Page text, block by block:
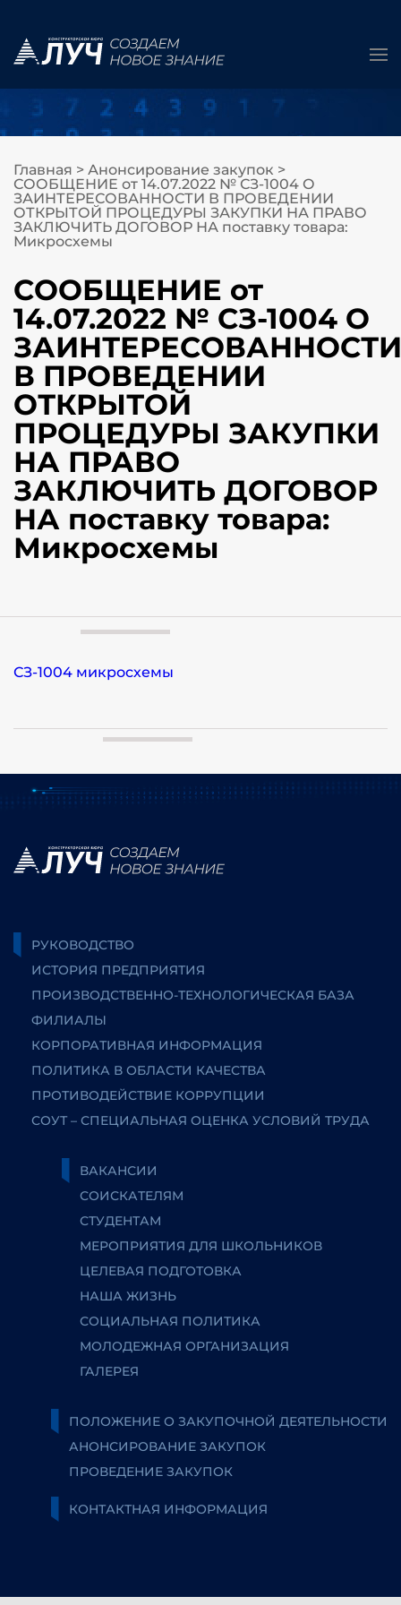
Главная > Анонсирование закупок >
СООБЩЕНИЕ от 14.07.2022 № СЗ-1004 О
ЗАИНТЕРЕСОВАННОСТИ В ПРОВЕДЕНИИ
ОТКРЫТОЙ ПРОЦЕДУРЫ ЗАКУПКИ НА ПРАВО
ЗАКЛЮЧИТЬ ДОГОВОР НА поставку товара:
Микросхемы
СООБЩЕНИЕ от
14.07.2022 № СЗ-1004 О
ЗАИНТЕРЕСОВАННОСТИ
В ПРОВЕДЕНИИ
ОТКРЫТОЙ
ПРОЦЕДУРЫ ЗАКУПКИ
НА ПРАВО
ЗАКЛЮЧИТЬ ДОГОВОР
НА поставку товара:
Микросхемы
СЗ-1004 микросхемы
РУКОВОДСТВО
ИСТОРИЯ ПРЕДПРИЯТИЯ
ПРОИЗВОДСТВЕННО-ТЕХНОЛОГИЧЕСКАЯ БАЗА
ФИЛИАЛЫ
КОРПОРАТИВНАЯ ИНФОРМАЦИЯ
ПОЛИТИКА В ОБЛАСТИ КАЧЕСТВА
ПРОТИВОДЕЙСТВИЕ КОРРУПЦИИ
СОУТ – СПЕЦИАЛЬНАЯ ОЦЕНКА УСЛОВИЙ ТРУДА
ВАКАНСИИ
СОИСКАТЕЛЯМ
СТУДЕНТАМ
МЕРОПРИЯТИЯ ДЛЯ ШКОЛЬНИКОВ
ЦЕЛЕВАЯ ПОДГОТОВКА
НАША ЖИЗНЬ
СОЦИАЛЬНАЯ ПОЛИТИКА
МОЛОДЕЖНАЯ ОРГАНИЗАЦИЯ
ГАЛЕРЕЯ
ПОЛОЖЕНИЕ О ЗАКУПОЧНОЙ ДЕЯТЕЛЬНОСТИ
АНОНСИРОВАНИЕ ЗАКУПОК
ПРОВЕДЕНИЕ ЗАКУПОК
КОНТАКТНАЯ ИНФОРМАЦИЯ